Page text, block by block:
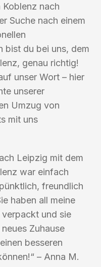
nach
Suche nach einem
bist du bei uns, dem
genau richtig!
unser Wort – hier
unserer
Umzug von
mit uns
Leipzig mit dem
war einfach
freundlich
haben all meine
und sie
Zuhause
besseren
– Anna M.